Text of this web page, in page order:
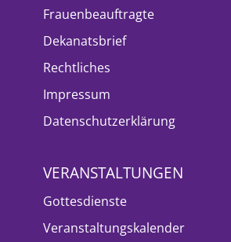
Frauenbeauftragte
Dekanatsbrief
Rechtliches
Impressum
Datenschutzerklärung
VERANSTALTUNGEN
Gottesdienste
Veranstaltungskalender